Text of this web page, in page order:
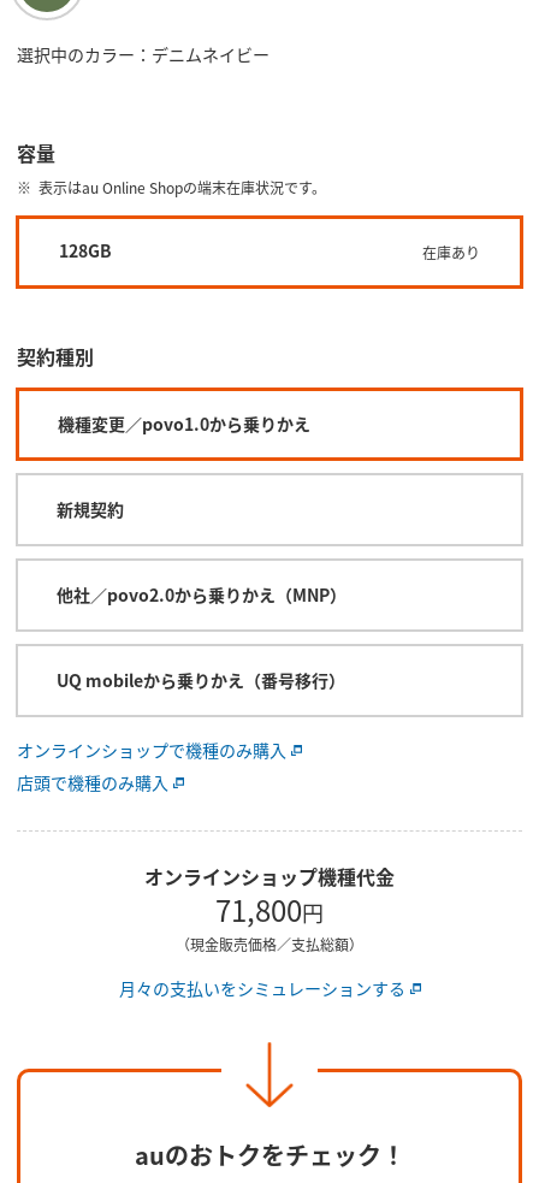
選択中のカラー：デニムネイビー
容量
表示はau Online Shopの端末在庫状況です。
128GB 在庫あり
契約種別
機種変更／povo1.0から乗りかえ
新規契約
他社／povo2.0から乗りかえ（MNP）
UQ mobileから乗りかえ（番号移行）
オンラインショップで機種のみ購入
店頭で機種のみ購入
オンラインショップ機種代金
71,800円
（現金販売価格／支払総額）
月々の支払いをシミュレーションする
auのおトクをチェック！